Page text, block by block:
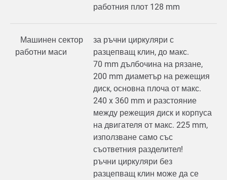
работния плот 128 mm
Машинен сектор
работни маси
за ръчни циркуляри с
разцепващ клин, до макс.
70 mm дълбочина на рязане,
200 mm диаметър на режещия
диск, основна плоча от макс.
240 x 360 mm и разстояние
между режещия диск и корпуса
на двигателя от макс. 225 mm,
използване само със
съответния разделител!
ръчни циркуляри без
разцепващ клин може да се